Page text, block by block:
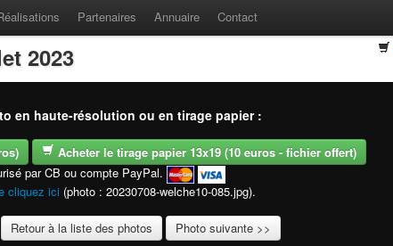
Partenaires Annuaire Contact
2023
en haute-résolution ou en tirage papier :
Acheter le tirage papier 13x19 (10 euros - fichier offert)
par CB ou compte PayPal.
cliquez ici (photo : 20230708-welche10-085.jpg).
Retour à la liste des photos Photo suivante >>